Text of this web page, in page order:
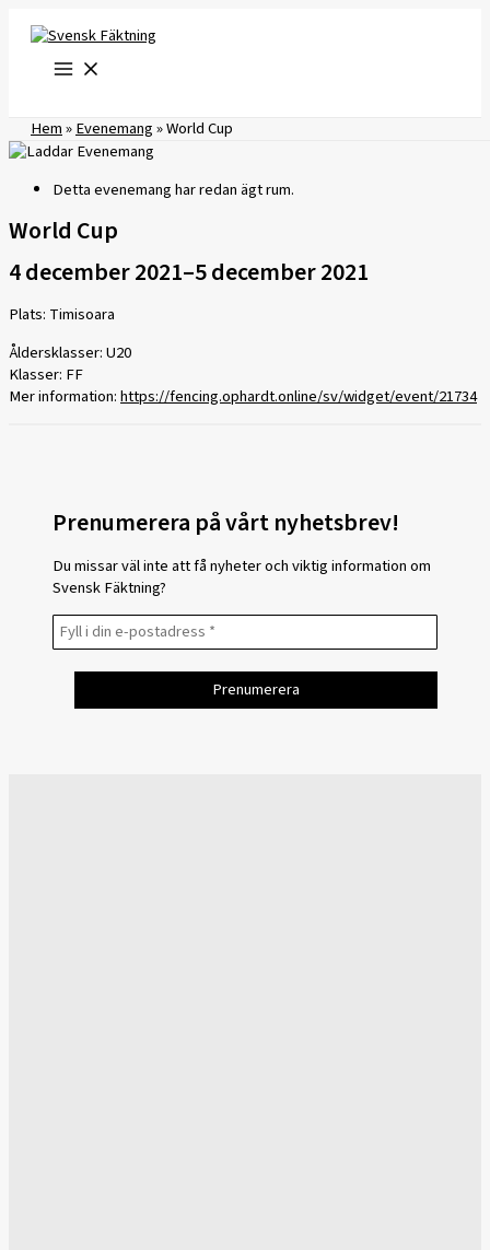
innehåll
Hem»Evenemang»World Cup
Detta evenemang har redan ägt rum.
World Cup
4 december 2021–5 december 2021
Plats: Timisoara
Åldersklasser: U20
Klasser: FF
Mer information:https://fencing.ophardt.online/sv/widget/event/21734
Prenumerera på vårt nyhetsbrev!
Du missar väl inte att få nyheter och viktig information om
Svensk Fäktning?